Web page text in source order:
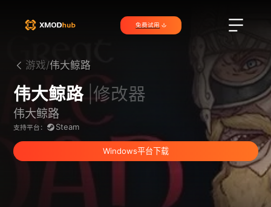
免费试用
游戏/伟大鲸路
伟大鲸路 |修改器
伟大鲸路
支持平台： Steam
Windows平台下载